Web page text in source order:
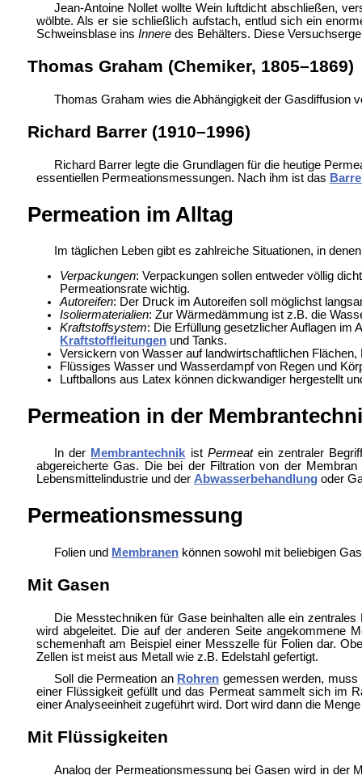
Jean-Antoine Nollet wollte Wein luftdicht abschließen,
wölbte. Als er sie schließlich aufstach, entlud sich ein
Schweinsblase ins Inneredes Behälters. Diese
Thomas Graham (Chemiker, 1805–1869)
Thomas Graham wies die Abhängigkeit der Gasdiffusion
Richard Barrer (1910–1996)
Richard Barrer legte die Grundlagen für die heutige
essentiellen Permeationsmessungen. Nach ihm ist das
Permeation im Alltag
Im täglichen Leben gibt es zahlreiche Situationen, in
Verpackungen: Verpackungen sollen entweder völlig
Permeationsrate wichtig.
Autoreifen: Der Druck im Autoreifen soll möglichst
Isoliermaterialien: Zur Wärmedämmung ist z.B. die
Kraftstoffsystem: Die Erfüllung gesetzlicher Auflagen im
Kraftstoffleitungenund Tanks.
Versickern von Wasser auf landwirtschaftlichen Flächen,
Flüssiges Wasser und Wasserdampf von Regen und
Luftballons aus Latex können dickwandiger hergestellt
Permeation in der
In der Membrantechnik ist Permeatein zentraler
abgereicherte Gas. Die bei der Filtration von der
Lebensmittelindustrie und der Abwasserbehandlungoder
Permeationsmessung
Folien und Membranenkönnen sowohl mit beliebigen
Mit Gasen
Die Messtechniken für Gase beinhalten alle ein
wird abgeleitet. Die auf der anderen Seite
schemenhaft am Beispiel einer Messzelle für Folien dar.
Zellen ist meist aus Metall wie z.B. Edelstahl gefertigt.
Soll die Permeation an Rohren gemessen werden,
einer Flüssigkeit gefüllt und das Permeat sammelt sich im
einer Analyseeinheit zugeführt wird. Dort wird dann die
Mit Flüssigkeiten
Analog der Permeationsmessung bei Gasen wird in der